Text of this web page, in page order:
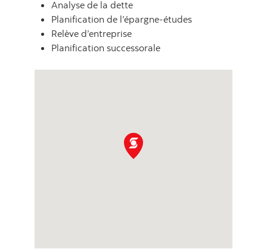
Analyse de la dette
Planification de l’épargne-études
Relève d’entreprise
Planification successorale